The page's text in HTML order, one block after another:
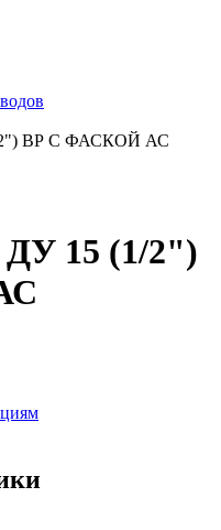
ВР С ФАСКОЙ АС
15 (1/2")